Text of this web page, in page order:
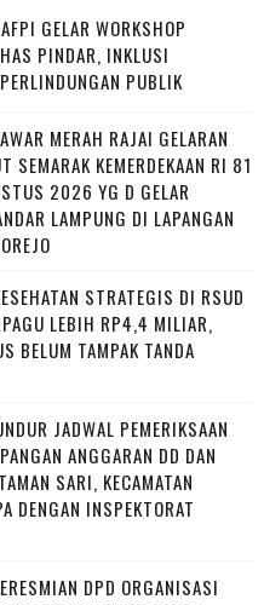
GELAR WORKSHOP
PINDAR, INKLUSI
PUBLIK
MERAH RAJAI GELARAN
SEMARAK KEMERDEKAAN RI 81
2026 YG D GELAR
LAMPUNG DI LAPANGAN
STRATEGIS DI RSUD
LEBIH RP4,4 MILIAR,
BELUM TAMPAK TANDA
JADWAL PEMERIKSAAN
ANGGARAN DD DAN
SARI, KECAMATAN
DENGAN INSPEKTORAT
DPD ORGANISASI